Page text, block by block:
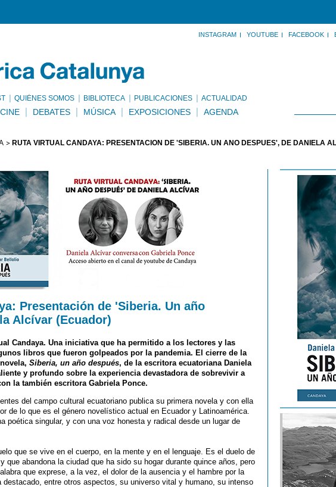
INSTAGRAM YOUTUBE FACEBOOK
QUIÉNES SOMOS BIBLIOTECA PUBLICACIONES ACTUALIDAD
CINE DEBATES MÚSICA EXPOSICIONES AGENDA
RUTA VIRTUAL CANDAYA: PRESENTACIÓN DE 'SIBERIA. UN AÑO DESPUÉS', DE DANIELA
Presentación de 'Siberia. Un año
Alcívar (Ecuador)
Candaya. Una iniciativa que ha permitido a los lectores y las
libros que fueron golpeados por la pandemia. El cierre de la
Siberia, un año después, de la escritora ecuatoriana Daniela
y profundo sobre la experiencia devastadora de sobrevivir a
la también escritora Gabriela Ponce.
del campo cultural ecuatoriano publica su primera novela y con ella
de lo que es el género novelístico actual en Ecuador y Latinoamérica.
poética singular, y con una voz honesta y radical desde un lugar de
que se vive en el cuerpo, en la mente y en el lenguaje. Es el duelo de
que abandona la ciudad que ha sido su hogar durante quince años, pero
que exprese, a la vez, el dolor de la ausencia y el hambre por la
destacado, entre otros aspectos, su universo vital y humano, su intenso